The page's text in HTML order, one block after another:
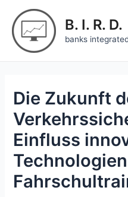
Inhalt
springen
B. I. R. D.
banks
Die Zukunft
Einfluss